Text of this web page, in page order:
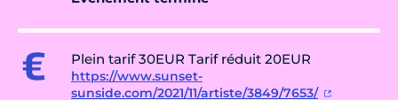
Plein tarif 30EUR Tarif réduit 20EUR
https://www.sunset-
sunside.com/2021/11/artiste/3849/7653/